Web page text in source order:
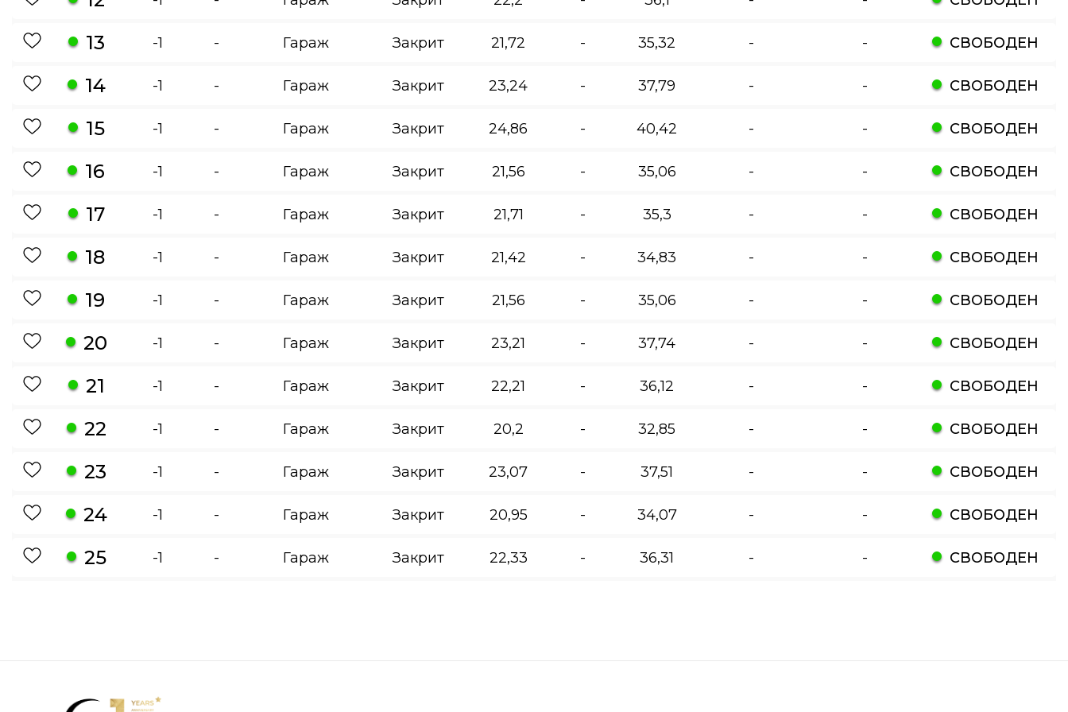
13 -1 - Гараж Закрит 21,72 - 35,32 - - СВОБОДЕН
14 -1 - Гараж Закрит 23,24 - 37,79 - - СВОБОДЕН
15 -1 - Гараж Закрит 24,86 - 40,42 - - СВОБОДЕН
16 -1 - Гараж Закрит 21,56 - 35,06 - - СВОБОДЕН
17 -1 - Гараж Закрит 21,71 - 35,3 - - СВОБОДЕН
18 -1 - Гараж Закрит 21,42 - 34,83 - - СВОБОДЕН
19 -1 - Гараж Закрит 21,56 - 35,06 - - СВОБОДЕН
20 -1 - Гараж Закрит 23,21 - 37,74 - - СВОБОДЕН
21 -1 - Гараж Закрит 22,21 - 36,12 - - СВОБОДЕН
22 -1 - Гараж Закрит 20,2 - 32,85 - - СВОБОДЕН
23 -1 - Гараж Закрит 23,07 - 37,51 - - СВОБОДЕН
24 -1 - Гараж Закрит 20,95 - 34,07 - - СВОБОДЕН
25 -1 - Гараж Закрит 22,33 - 36,31 - - СВОБОДЕН